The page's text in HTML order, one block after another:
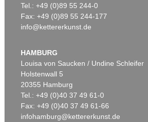
Tel.: +49 (0)89 55 244-0
Fax: +49 (0)89 55 244-177
info@kettererkunst.de
HAMBURG
Louisa von Saucken / Undine Schleifer
Holstenwall 5
20355 Hamburg
Tel.: +49 (0)40 37 49 61-0
Fax: +49 (0)40 37 49 61-66
infohamburg@kettererkunst.de